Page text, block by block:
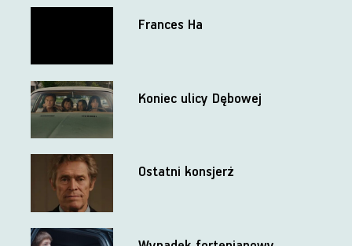
Frances Ha
Koniec ulicy Dębowej
Ostatni konsjerż